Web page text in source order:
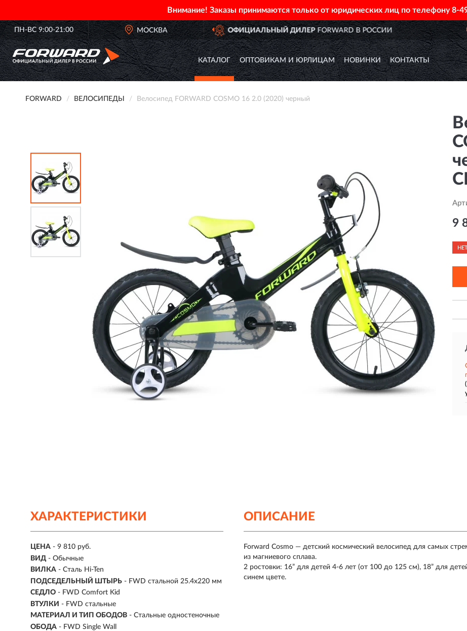
Внимание! Заказы принимаются только от юридических лиц по телефону8-
ПН-ВС 9:00-21:00 МОСКВА
ОФИЦИАЛЬНЫЙ ДИЛЕРFORWARD В РОССИИ ДОСТАВИМ ПО ВСЕЙ
КАТАЛОГ ОПТОВИКАМ И ЮРЛИЦАМ НОВИНКИ КОНТАКТЫ
FORWARD ВЕЛОСИПЕДЫ Велосипед FORWARD COSMO 16 2.0 (2020) черный
9
ХАРАКТЕРИСТИКИ
ЦЕНА - 9 810 руб.
ВИД - Обычные
ВИЛКА - Сталь Hi-Ten
ПОДСЕДЕЛЬНЫЙ ШТЫРЬ - FWD стальной 25.4x220 мм
СЕДЛО - FWD Comfort Kid
ВТУЛКИ - FWD стальные
МАТЕРИАЛ И ТИП ОБОДОВ - Стальные одностеночные
ОБОДА - FWD Single Wall
ОПИСАНИЕ
Forward Cosmo — детский космический велосипед для самых
из магниевого сплава.
2 ростовки: 16” для детей 4-6 лет (от 100 до 125 см), 18” для
синем цвете.